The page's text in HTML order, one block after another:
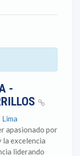
-
apasionado por
la excelencia
liderando